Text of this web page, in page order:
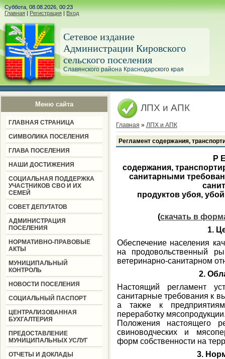
Суббота, 08.08.2026, 00:23
Главная | Регистрация | Вход
Сетевое издание
Администрации Кировского
сельского поселения
Славянского района Краснодарского края
Меню сайта
ГЛАВНАЯ СТРАНИЦА
СИМВОЛИКА ПОСЕЛЕНИЯ
ГЛАВА ПОСЕЛЕНИЯ
НАШИ ДОСТИЖЕНИЯ
СОЦИАЛЬНАЯ ПОДДЕРЖКА
УЧАСТНИКОВ СВО И ИХ
СЕМЕЙ
СОВЕТ ДЕПУТАТОВ
АДМИНИСТРАЦИЯ
ПОСЕЛЕНИЯ
НОРМАТИВНО-ПРАВОВЫЕ
АКТЫ
МУНИЦИПАЛЬНЫЙ
КОНТРОЛЬ
НОВОСТИ ПОСЕЛЕНИЯ
СОЦИАЛЬНЫЙ ПАСПОРТ
ЦЕНТРАЛИЗОВАННАЯ
БУХГАЛТЕРИЯ
ПРЕДОСТАВЛЕНИЕ
МУНИЦИПАЛЬНЫХ УСЛУГ
ОТЧЕТЫ И ДОКЛАДЫ
ЛПХ и АПК
Главная » ЛПХ и АПК
Регламент содержания,
Р
содержания,
санитарными
продуктов убоя,
(скачать в
1.
Обеспечение населения
на продовольственный
ветеринарно-санитарном
2.
Настоящий регламент
санитарные требования к
а также к
переработку
Положения настоящего
свиноводческих и
форм собственности на
3.